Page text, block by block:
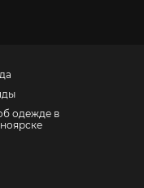
одежде в